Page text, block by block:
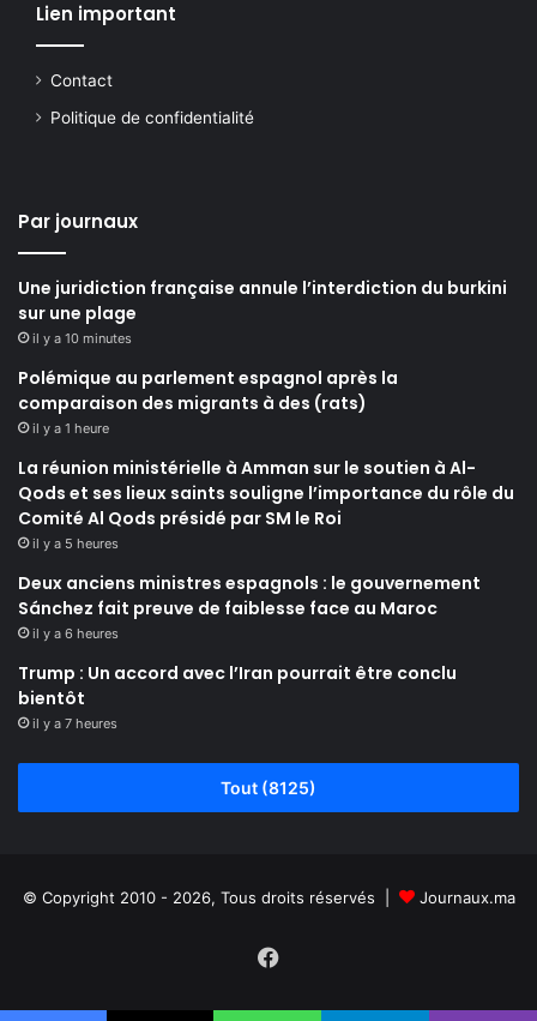
Lien important
Contact
Politique de confidentialité
Par journaux
Une juridiction française annule l’interdiction du burkini
sur une plage
il y a 10 minutes
Polémique au parlement espagnol après la
comparaison des migrants à des (rats)
il y a 1 heure
La réunion ministérielle à Amman sur le soutien à Al-
Qods et ses lieux saints souligne l’importance du rôle du
Comité Al Qods présidé par SM le Roi
il y a 5 heures
Deux anciens ministres espagnols : le gouvernement
Sánchez fait preuve de faiblesse face au Maroc
il y a 6 heures
Trump : Un accord avec l’Iran pourrait être conclu
bientôt
il y a 7 heures
Tout (8125)
© Copyright 2010 - 2026, Tous droits réservés | Journaux.ma
Facebook